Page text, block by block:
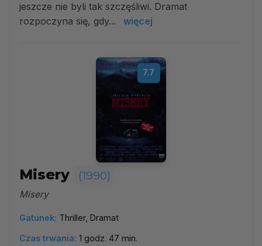
jeszcze nie byli tak szczęśliwi. Dramat
rozpoczyna się, gdy...
więcej
7.7
Misery (1990)
Misery
Gatunek: Thriller, Dramat
Czas trwania: 1 godz. 47 min.